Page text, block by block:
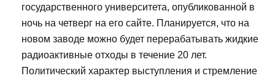
государственного университета, опубликованной в
ночь на четверг на его сайте. Планируется, что на
новом заводе можно будет перерабатывать жидкие
радиоактивные отходы в течение 20 лет.
Политический характер выступления и стремление